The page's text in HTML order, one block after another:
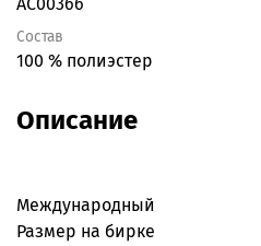
Состав
100 % полиэстер
Описание
Международный
Размер на бирке